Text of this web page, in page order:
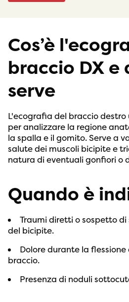
Cos’è
braccio DX e
serve
L'ecografia del braccio
per analizzare la regione
la spalla e il gomito. Serve a
salute dei muscoli bicipite e
natura di eventuali gonfiori o
Quando è
Traumi diretti o sospetto
del bicipite.
Dolore durante la flessione
braccio.
Presenza di noduli